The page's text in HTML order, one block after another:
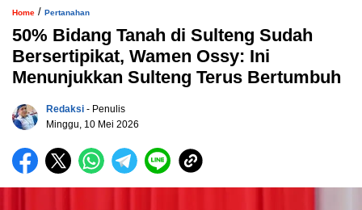
Home / Pertanahan
50% Bidang Tanah di Sulteng Sudah
Bersertipikat, Wamen Ossy: Ini
Menunjukkan Sulteng Terus Bertumbuh
Redaksi - Penulis
Minggu, 10 Mei 2026